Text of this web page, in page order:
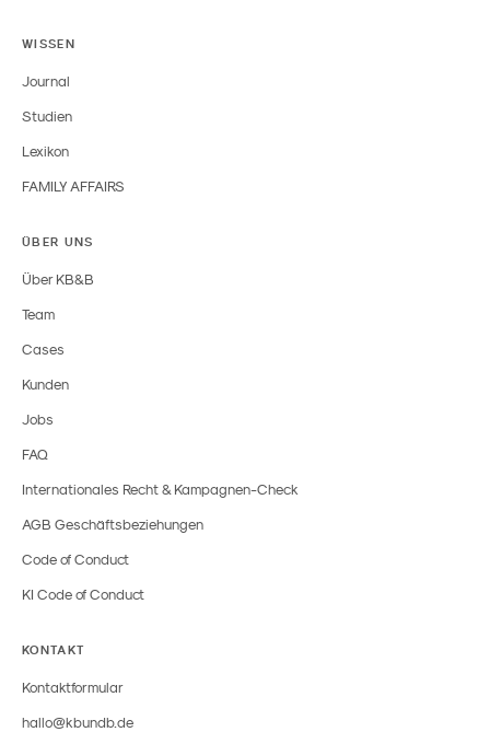
WISSEN
Journal
Studien
Lexikon
FAMILY AFFAIRS
ÜBER UNS
Über KB&B
Team
Cases
Kunden
Jobs
FAQ
Internationales Recht & Kampagnen-Check
AGB Geschäftsbeziehungen
Code of Conduct
KI Code of Conduct
KONTAKT
Kontaktformular
hallo@kbundb.de